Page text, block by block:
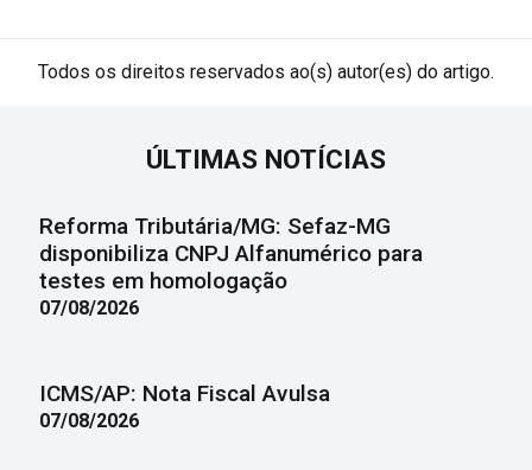
Todos os direitos reservados ao(s) autor(es) do artigo.
ÚLTIMAS NOTÍCIAS
Reforma Tributária/MG: Sefaz-MG
disponibiliza CNPJ Alfanumérico para
testes em homologação
07/08/2026
ICMS/AP: Nota Fiscal Avulsa
07/08/2026